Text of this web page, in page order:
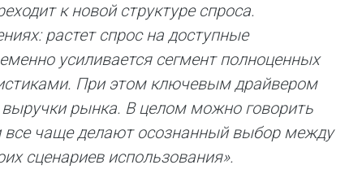
к новой структуре спроса.
растет спрос на доступные
усиливается сегмент полноценных
При этом ключевым драйвером
выручки рынка. В целом можно говорить
все чаще делают осознанный выбор между
сценариев использования».